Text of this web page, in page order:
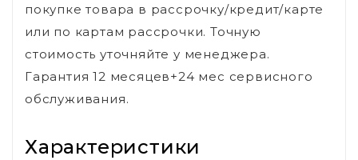
покупке товара в рассрочку/кредит/карте
или по картам рассрочки. Точную
стоимость уточняйте у менеджера.
Гарантия 12 месяцев+24 мес сервисного
обслуживания.
Характеристики